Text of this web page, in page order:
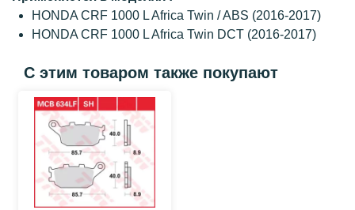
HONDA CRF 1000 L Africa Twin / ABS (2016-2017)
HONDA CRF 1000 L Africa Twin DCT (2016-2017)
С этим товаром также покупают